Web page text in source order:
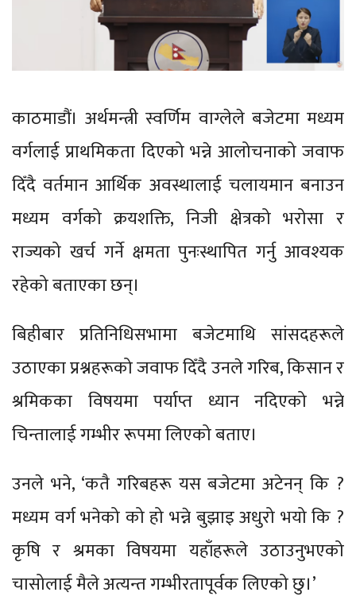
काठमाडौं। अर्थमन्त्री स्वर्णिम वाग्लेले बजेटमा मध्यम
वर्गलाई प्राथमिकता दिएको भन्ने आलोचनाको जवाफ
दिँदै वर्तमान आर्थिक अवस्थालाई चलायमान बनाउन
मध्यम वर्गको क्रयशक्ति, निजी क्षेत्रको भरोसा र
राज्यको खर्च गर्ने क्षमता पुनःस्थापित गर्नु आवश्यक
रहेको बताएका छन्।
बिहीबार प्रतिनिधिसभामा बजेटमाथि सांसदहरूले
उठाएका प्रश्नहरूको जवाफ दिँदै उनले गरिब, किसान र
श्रमिकका विषयमा पर्याप्त ध्यान नदिएको भन्ने
चिन्तालाई गम्भीर रूपमा लिएको बताए।
उनले भने, ‘कतै गरिबहरू यस बजेटमा अटेनन् कि ?
मध्यम वर्ग भनेको को हो भन्ने बुझाइ अधुरो भयो कि ?
कृषि र श्रमका विषयमा यहाँहरूले उठाउनुभएको
चासोलाई मैले अत्यन्त गम्भीरतापूर्वक लिएको छु।’